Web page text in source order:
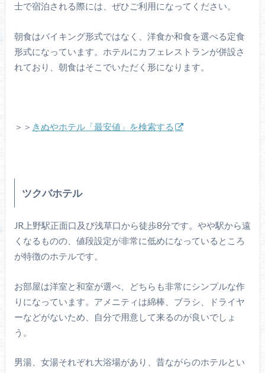
士で宿泊される際には、ぜひご利用になってください。
朝食はバイキング形式ではなく、洋食か和食を選べる定食
形式になっています。ホテルにカフェレストランが併設さ
れており、朝食はそこでいただく形になります。
＞＞ きぬやホテル「最安値」を検索する
ツクバホテル
JR上野駅正面口及び浅草口から徒歩8分です。やや駅から遠
くなるものの、値段設定が非常に低めになっているところ
が特徴のホテルです。
お部屋は洋室と和室が選べ、どちらも非常にシンプルな作
りになっています。アメニティは綿棒、ブラシ、ドライヤ
ーなどがないため、自分で用意して来るのが良いでしょ
う。
男湯、女湯それぞれ大浴場があり、昔ながらのホテルとい